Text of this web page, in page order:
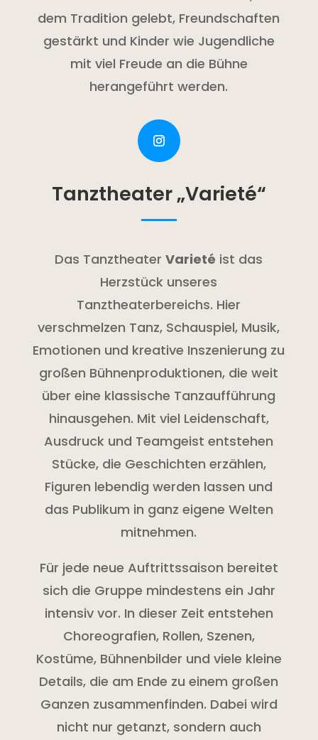
dem Tradition gelebt, Freundschaften
gestärkt und Kinder wie Jugendliche
mit viel Freude an die Bühne
herangeführt werden.
Tanztheater „Varieté“
Das TanztheaterVarieté ist das
Herzstück unseres
Tanztheaterbereichs. Hier
verschmelzen Tanz, Schauspiel, Musik,
Emotionen und kreative Inszenierung zu
großen Bühnenproduktionen, die weit
über eine klassische Tanzaufführung
hinausgehen. Mit viel Leidenschaft,
Ausdruck und Teamgeist entstehen
Stücke, die Geschichten erzählen,
Figuren lebendig werden lassen und
das Publikum in ganz eigene Welten
mitnehmen.
Für jede neue Auftrittssaison bereitet
sich die Gruppe mindestens ein Jahr
intensiv vor. In dieser Zeit entstehen
Choreografien, Rollen, Szenen,
Kostüme, Bühnenbilder und viele kleine
Details, die am Ende zu einem großen
Ganzen zusammenfinden. Dabei wird
nicht nur getanzt, sondern auch